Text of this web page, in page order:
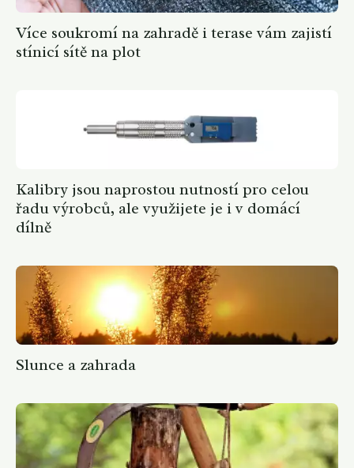
Více soukromí na zahradě i terase vám zajistí
stínicí sítě na plot
Kalibry jsou naprostou nutností pro celou
řadu výrobců, ale využijete je i v domácí
dílně
Slunce a zahrada